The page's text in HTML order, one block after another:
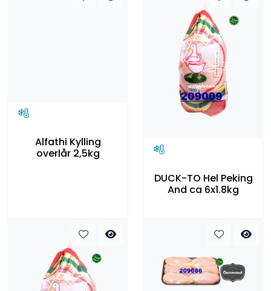
Alfathi Kylling
overlår 2,5kg
DUCK-TO Hel Peking
And ca 6x1.8kg